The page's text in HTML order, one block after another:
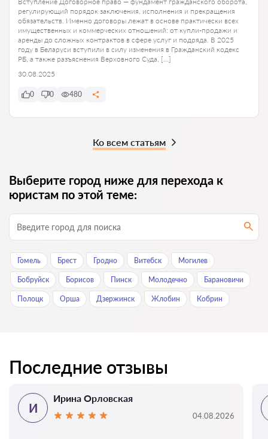
регулирующий порядок заключения, исполнения и прекращения
обязательств. Именно договоры лежат в основе практически всех
имущественных и коммерческих отношений: от купли-продажи и
аренды до сложных контрактов в сфере услуг и подряда. В 2025
году в Беларуси вступили в силу изменения в Гражданский кодекс
РБ, а также разъяснения Верховного Суда, […]
30.08.2025
0 0 480
Ко всем статьям
Выберите город ниже для перехода к
юристам по этой теме:
Гомель Брест Гродно Витебск Могилев
Бобруйск Борисов Пинск Молодечно Барановичи
Полоцк Орша Дзержинск Жлобин Кобрин
Последние отзывы
И
Ирина Орловская
04.08.2026